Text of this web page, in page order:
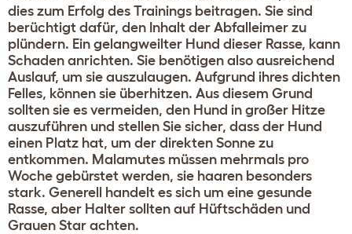
dies zum Erfolg des Trainings beitragen. Sie sind
berüchtigt dafür, den Inhalt der Abfalleimer zu
plündern. Ein gelangweilter Hund dieser Rasse, kann
Schaden anrichten. Sie benötigen also ausreichend
Auslauf, um sie auszulaugen. Aufgrund ihres dichten
Felles, können sie überhitzen. Aus diesem Grund
sollten sie es vermeiden, den Hund in großer Hitze
auszuführen und stellen Sie sicher, dass der Hund
einen Platz hat, um der direkten Sonne zu
entkommen. Malamutes müssen mehrmals pro
Woche gebürstet werden, sie haaren besonders
stark. Generell handelt es sich um eine gesunde
Rasse, aber Halter sollten auf Hüftschäden und
Grauen Star achten.